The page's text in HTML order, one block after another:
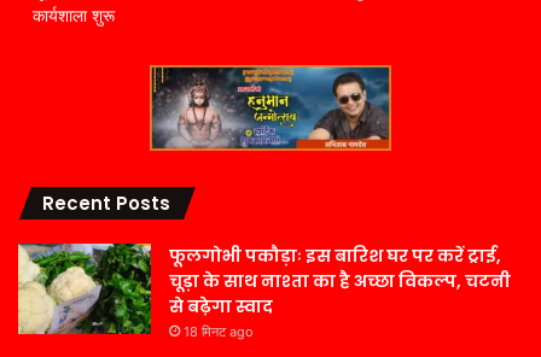
कार्यशाला शुरू
Recent Posts
फूलगोभी पकौड़ाः इस बारिश घर पर करें ट्राई,
चूड़ा के साथ नाश्ता का है अच्छा विकल्प, चटनी
से बढ़ेगा स्वाद
18 मिनट ago